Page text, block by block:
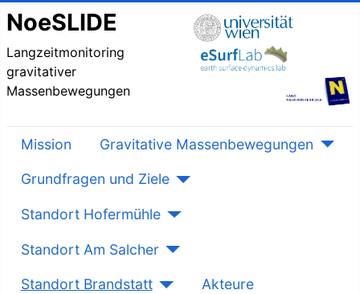
NoeSLIDE
Langzeitmonitoring
gravitativer
Massenbewegungen
Mission Gravitative Massenbewegungen
Grundfragen und Ziele
Standort Hofermühle
Standort Am Salcher
Standort Brandstatt Akteure